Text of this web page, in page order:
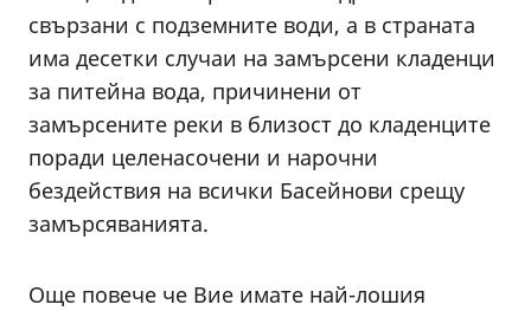
свързани с подземните води, а в страната
има десетки случаи на замърсени кладенци
за питейна вода, причинени от
замърсените реки в близост до кладенците
поради целенасочени и нарочни
бездействия на всички Басейнови срещу
замърсяванията.
Още повече че Вие имате най-лошия